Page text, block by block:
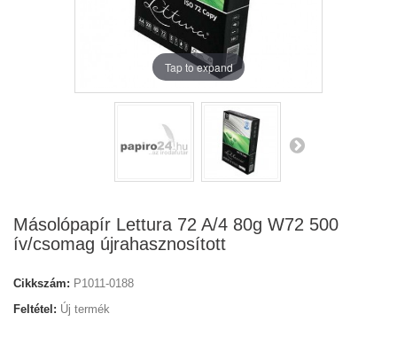
Tap to expand
Másolópapír Lettura 72 A/4 80g W72 500
ív/csomag újrahasznosított
Cikkszám: P1011-0188
Feltétel: Új termék